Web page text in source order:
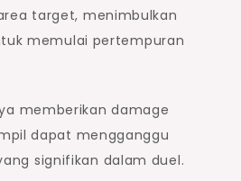
target, menimbulkan
memulai pertempuran
memberikan damage
dapat mengganggu
signifikan dalam duel.